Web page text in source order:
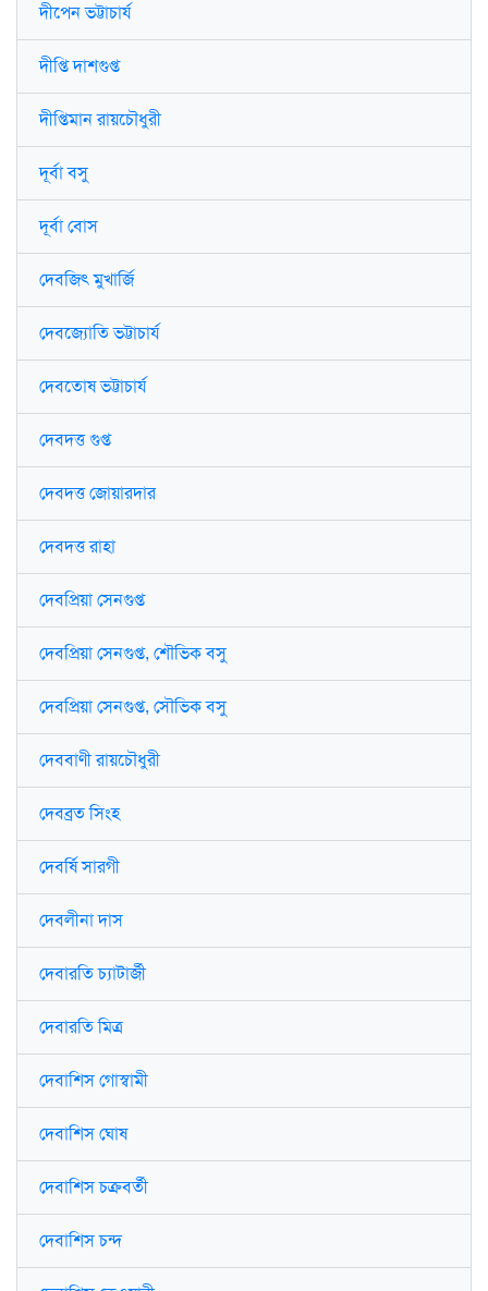
দীপেন ভট্টাচার্য
দীপ্তি দাশগুপ্ত
দীপ্তিমান রায়চৌধুরী
দূর্বা বসু
দূর্বা বোস
দেবজিৎ মুখার্জি
দেবজ্যোতি ভট্টাচার্য
দেবতোষ ভট্টাচার্য
দেবদত্ত গুপ্ত
দেবদত্ত জোয়ারদার
দেবদত্ত রাহা
দেবপ্রিয়া সেনগুপ্ত
দেবপ্রিয়া সেনগুপ্ত, শৌভিক বসু
দেবপ্রিয়া সেনগুপ্ত, সৌভিক বসু
দেববাণী রায়চৌধুরী
দেবব্রত সিংহ
দেবর্ষি সারগী
দেবলীনা দাস
দেবারতি চ্যাটার্জী
দেবারতি মিত্র
দেবাশিস গোস্বামী
দেবাশিস ঘোষ
দেবাশিস চক্রবর্তী
দেবাশিস চন্দ